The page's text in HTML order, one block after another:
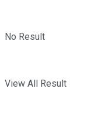
No Result
View All Result